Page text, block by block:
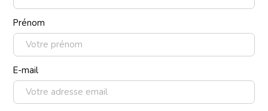
Prénom
E-mail